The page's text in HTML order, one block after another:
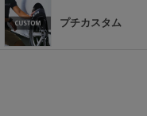
プチカスタム